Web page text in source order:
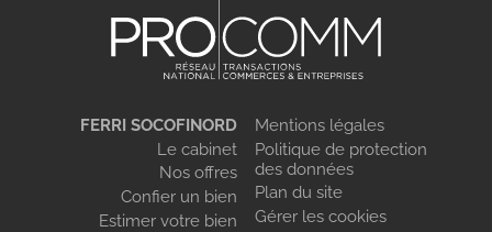
FERRI SOCOFINORD
Le cabinet
Nos offres
Confier un bien
Estimer votre bien
Mentions légales
Politique de protection
des données
Plan du site
Gérer les cookies